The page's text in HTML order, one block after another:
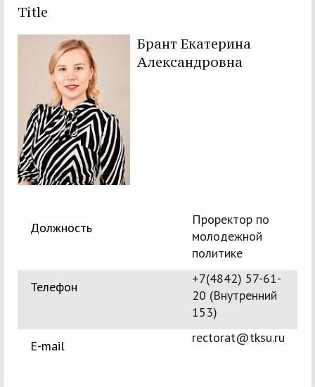
Title
Брант Екатерина
Александровна
Должность
Проректор по
молодежной
политике
Телефон
+7(4842) 57-61-
20 (Внутренний
153)
E-mail
rectorat@tksu.ru